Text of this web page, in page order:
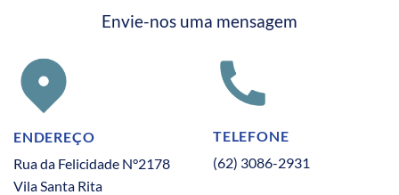
Envie-nos uma mensagem
ENDEREÇO
Rua da Felicidade N°2178
Vila Santa Rita
TELEFONE
(62) 3086-2931